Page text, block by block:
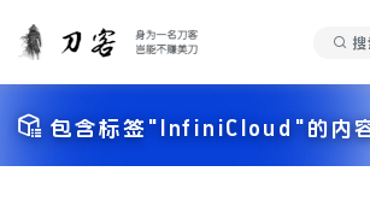
搜
 包含标签"InfiniCloud"的内